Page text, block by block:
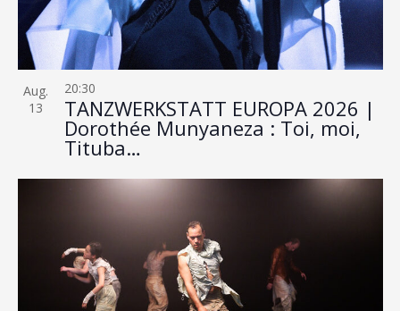
Aug.
13
TANZWERKSTATT EUROPA 2026 |
Dorothée Munyaneza : Toi, moi,
Tituba…
20:30